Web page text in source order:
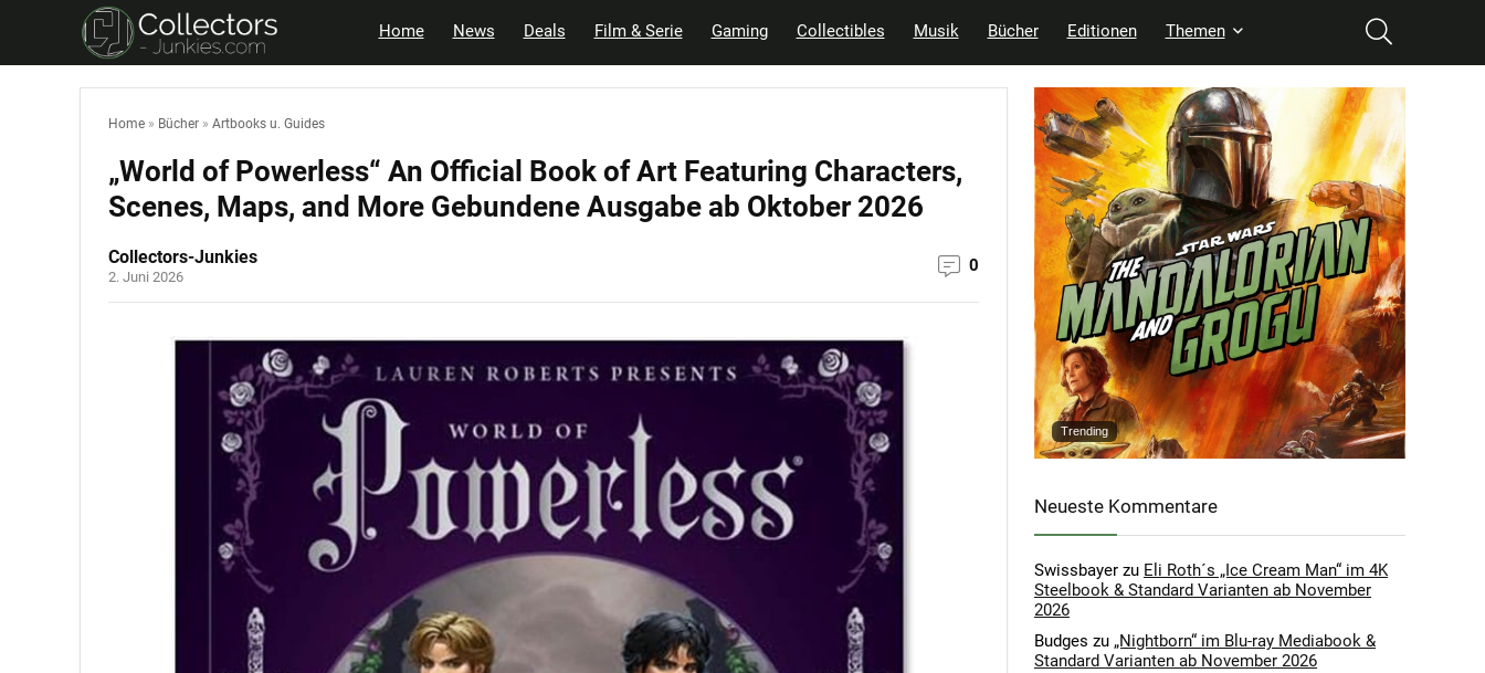
Home News Deals Film & Serie Gaming Collectibles Musik Bücher Editionen Themen
Home » Bücher » Artbooks u. Guides
„World of Powerless“ An Official Book of Art Featuring Characters,
Scenes, Maps, and More Gebundene Ausgabe ab Oktober 2026
Collectors-Junkies
2. Juni 2026
0
Trending
Neueste Kommentare
Swissbayer zu Eli Roth´s „Ice Cream Man“ im 4K
Steelbook & Standard Varianten ab November
2026
Budges zu „Nightborn“ im Blu-ray Mediabook &
Standard Varianten ab November 2026